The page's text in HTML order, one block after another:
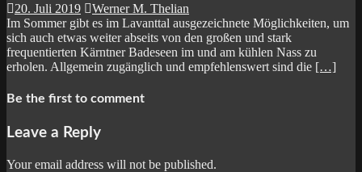
20. Juli 2019
Werner M. Thelian
Im Sommer gibt es im Lavanttal ausgezeichnete Möglichkeiten, um
sich auch etwas weiter abseits von den großen und stark
frequentierten Kärntner Badeseen im und am kühlen Nass zu
erholen. Allgemein zugänglich und empfehlenswert sind die […]
Be the first to comment
Leave a Reply
Your email address will not be published.